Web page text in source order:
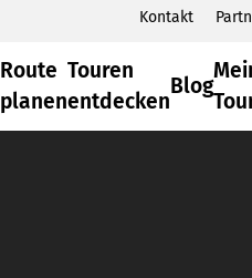
Kontakt
Route
planen
Touren
entdecken
Blog